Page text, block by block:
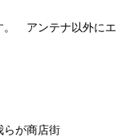
。 アンテナ以外にエ
らが商店街